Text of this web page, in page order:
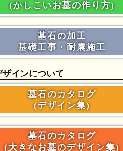
(かしこいお墓の作り方)
墓石の加工
基礎工事・耐震施工
ザインについて
墓石のカタログ
(デザイン集)
墓石のカタログ
(大きなお墓のデザイン集)